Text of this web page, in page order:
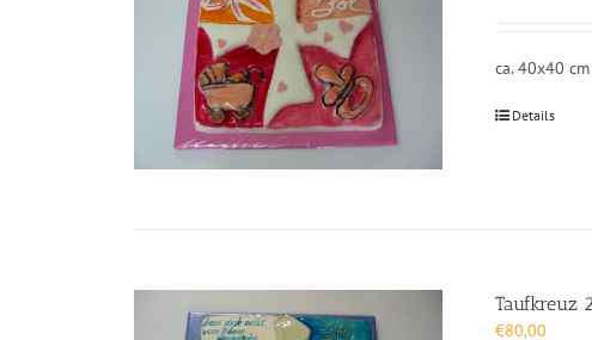
ca. 40x40
Details
Taufkreuz
€80,00